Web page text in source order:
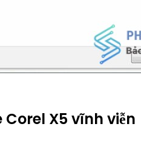
X5 vĩnh viễn